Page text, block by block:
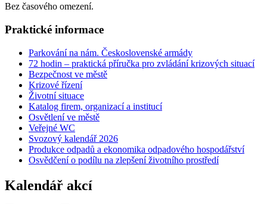
Bez časového omezení.
Praktické informace
Parkování na nám. Československé armády
72 hodin – praktická příručka pro zvládání krizových situací
Bezpečnost ve městě
Krizové řízení
Životní situace
Katalog firem, organizací a institucí
Osvětlení ve městě
Veřejné WC
Svozový kalendář 2026
Produkce odpadů a ekonomika odpadového hospodářství
Osvědčení o podílu na zlepšení životního prostředí
Kalendář akcí